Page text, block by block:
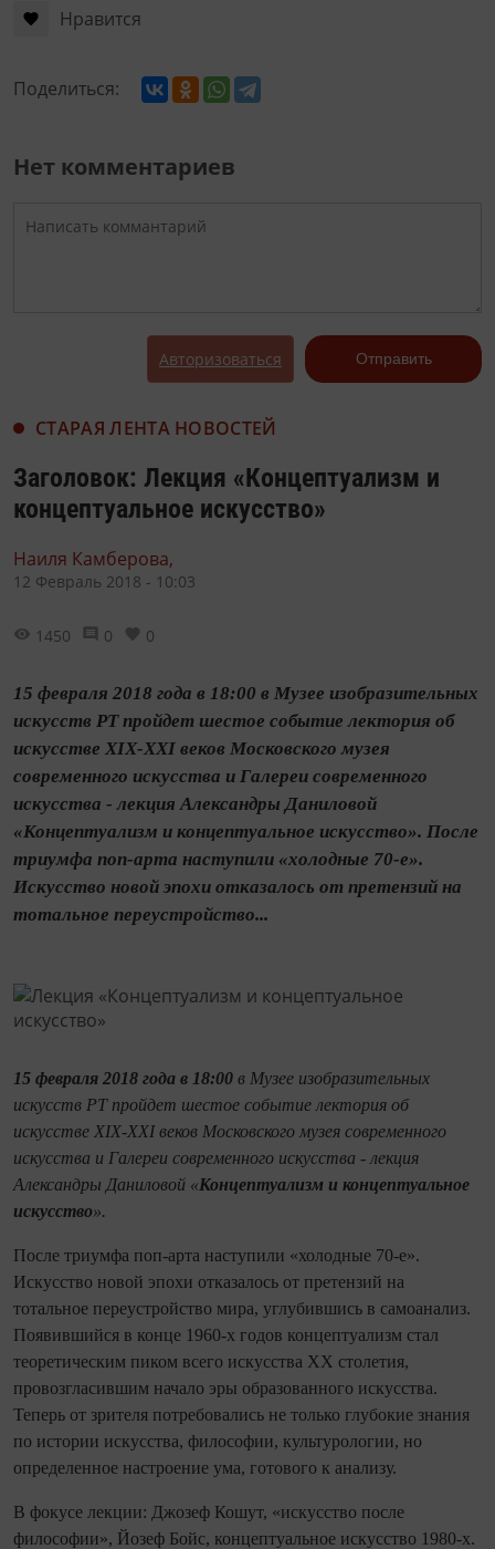
Нравится
Поделиться:
Нет комментариев
Авторизоваться Отправить
СТАРАЯ ЛЕНТА НОВОСТЕЙ
Заголовок: Лекция «Концептуализм и
концептуальное искусство»
Наиля Камберова,
12 Февраль 2018 - 10:03
1450 0 0
15 февраля 2018 года в 18:00 в Музее изобразительных
искусств РТ пройдет шестое событие лектория об
искусстве XIX-XXI веков Московского музея
современного искусства и Галереи современного
искусства - лекция Александры Даниловой
«Концептуализм и концептуальное искусство». После
триумфа поп-арта наступили «холодные 70-е».
Искусство новой эпохи отказалось от претензий на
тотальное переустройство...
15 февраля 2018 года в 18:00 в Музее изобразительных
искусств РТ пройдет шестое событие лектория об
искусстве XIX-XXI веков Московского музея современного
искусства и Галереи современного искусства - лекция
Александры Даниловой «Концептуализм и концептуальное
искусство».
После триумфа поп-арта наступили «холодные 70-е».
Искусство новой эпохи отказалось от претензий на
тотальное переустройство мира, углубившись в самоанализ.
Появившийся в конце 1960-х годов концептуализм стал
теоретическим пиком всего искусства XX столетия,
провозгласившим начало эры образованного искусства.
Теперь от зрителя потребовались не только глубокие знания
по истории искусства, философии, культурологии, но
определенное настроение ума, готового к анализу.
В фокусе лекции: Джозеф Кошут, «искусство после
философии», Йозеф Бойс, концептуальное искусство 1980-х.